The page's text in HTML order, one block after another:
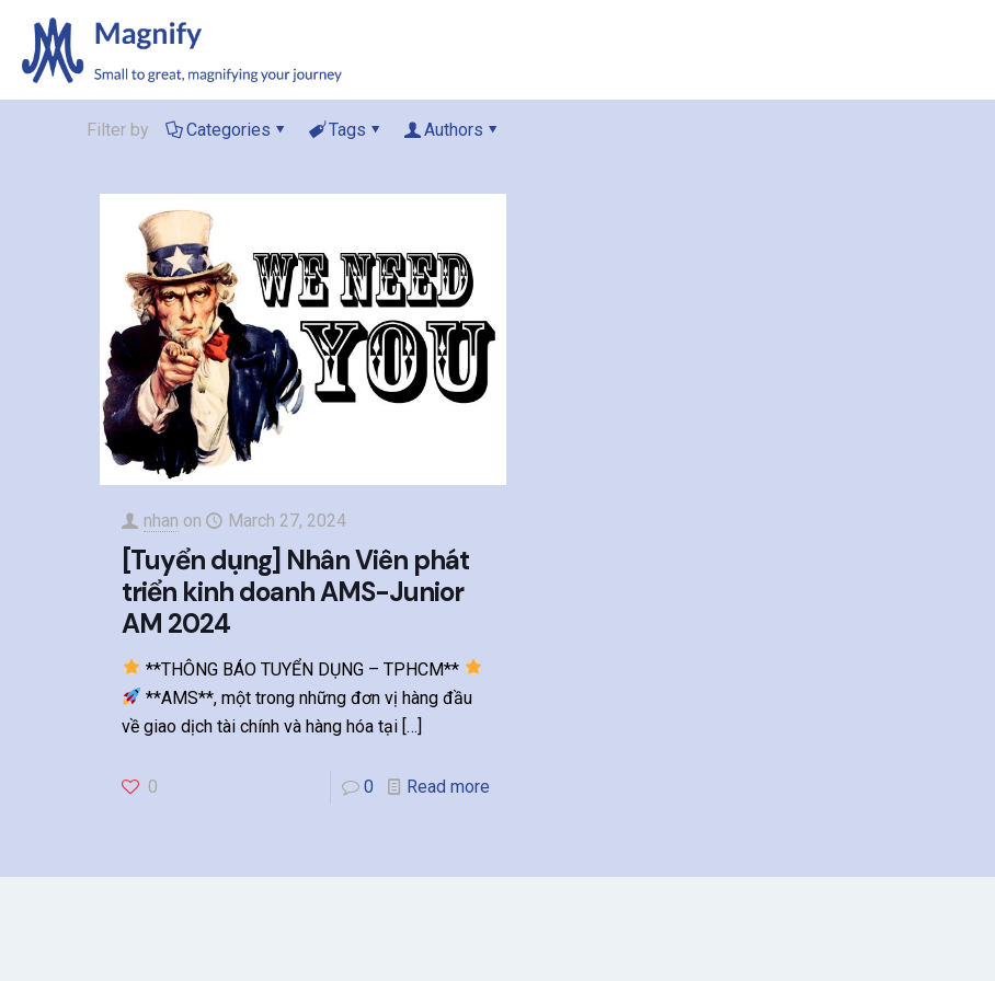
Filter by Categories Tags Authors
nhan on March 27, 2024
[Tuyển dụng] Nhân Viên phát
triển kinh doanh AMS-Junior
AM 2024
**THÔNG BÁO TUYỂN DỤNG – TPHCM**
**AMS**, một trong những đơn vị hàng đầu
về giao dịch tài chính và hàng hóa tại[…]
0 0 Read more